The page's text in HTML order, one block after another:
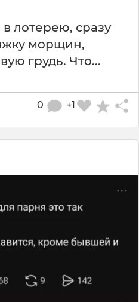
лотерею, сразу
морщин,
грудь. Что...
+1
0